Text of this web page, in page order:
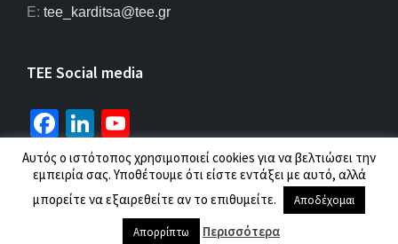
E: tee_karditsa@tee.gr
TEE Social media
Fa
ce
b
o
Li
n
ke
dI
u
T
u
© 2026 ΤΕΕ |Πολιτική προσωπικών δεδομένων
Αυτός ο ιστότοπος χρησιμοποιεί cookies για να βελτιώσει την
εμπειρία σας. Υποθέτουμε ότι είστε εντάξει με αυτό, αλλά
μπορείτε να εξαιρεθείτε αν το επιθυμείτε.
Αποδέχομαι
Απορρίπτω Περισσότερα